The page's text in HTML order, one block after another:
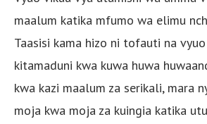
maalum katika mfumo wa elimu
Taasisi kama hizo ni tofauti na
kitamaduni kwa kuwa huwa
kwa kazi maalum za serikali, mara
moja kwa moja za kuingia katika